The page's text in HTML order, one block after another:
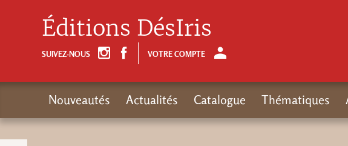
Éditions DésIris
SUIVEZ-NOUS VOTRE COMPTE
Nouveautés Actualités Catalogue Thématiques